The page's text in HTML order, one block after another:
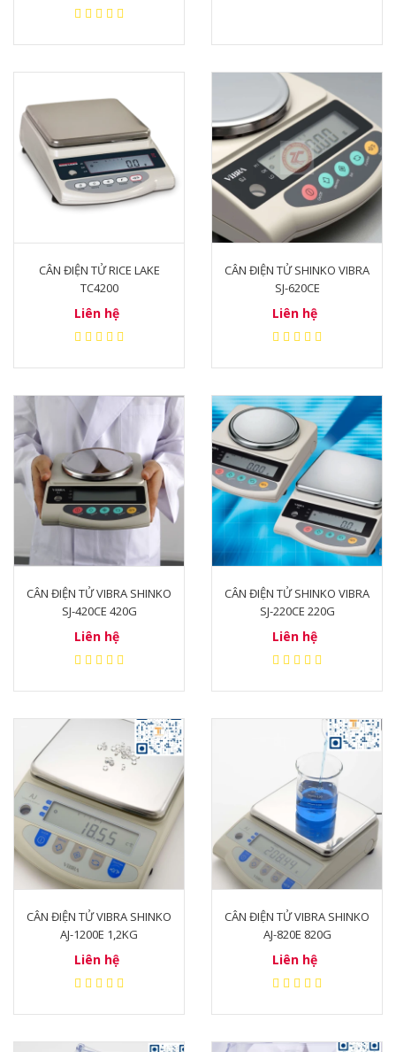
CÂN ĐIỆN TỬ RICE LAKE
TC4200
Liên hệ
CÂN ĐIỆN TỬ SHINKO VIBRA
SJ-620CE
Liên hệ
CÂN ĐIỆN TỬ VIBRA SHINKO
SJ-420CE 420G
Liên hệ
CÂN ĐIỆN TỬ SHINKO VIBRA
SJ-220CE 220G
Liên hệ
CÂN ĐIỆN TỬ VIBRA SHINKO
AJ-1200E 1,2KG
Liên hệ
CÂN ĐIỆN TỬ VIBRA SHINKO
AJ-820E 820G
Liên hệ